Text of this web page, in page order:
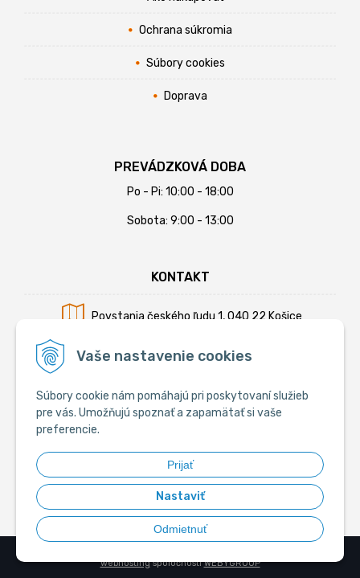
Vaše nastavenie cookies
Súbory cookie nám pomáhajú pri poskytovaní služieb
pre vás. Umožňujú spoznať a zapamätať si vaše
preferencie.
Prijať
Nastaviť
Odmietnuť
Ochrana súkromia
Súbory cookies
Doprava
PREVÁDZKOVÁ DOBA
Po - Pi: 10:00 - 18:00
Sobota: 9:00 - 13:00
KONTAKT
Povstania českého ľudu 1, 040 22 Košice
Mobil:+421 902 794 355
E-mail:info@krmiva.sk
webhostingspoločnostiWEBYGROUP